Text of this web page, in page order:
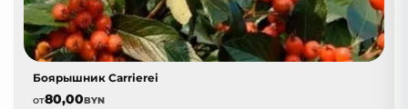
Боярышник Carrierei
от80,00BYN